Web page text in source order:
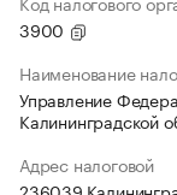
3900
Наименование
Управление
Калининградской
Адрес налоговой